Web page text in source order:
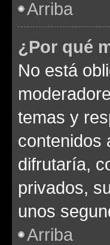
Arriba
¿Por qué
No está
temas y
contenidos
difrutaría,
privados,
unos
Arriba